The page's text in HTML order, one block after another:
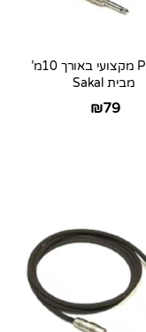
כבל PL מקצועי באורך 10מ’
מבית Sakal
₪79